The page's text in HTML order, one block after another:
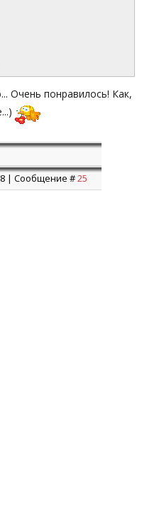
Очень понравилось! Как,
| Сообщение #25